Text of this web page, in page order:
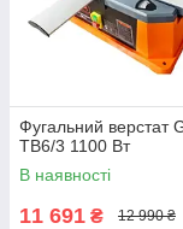
Фугальний верстат
TB6/3 1100 Вт
В наявності
11 691 ₴ 12 990 ₴